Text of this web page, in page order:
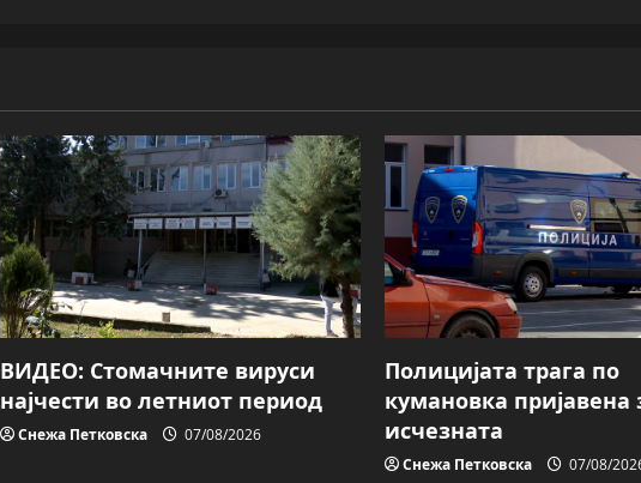
ВИДЕО: Стомачните вируси
најчести во летниот период
Снежа Петковска 07/08/2026
Полицијата трага пo
кумановка пријавена
исчезната
Снежа Петковска 07/08/